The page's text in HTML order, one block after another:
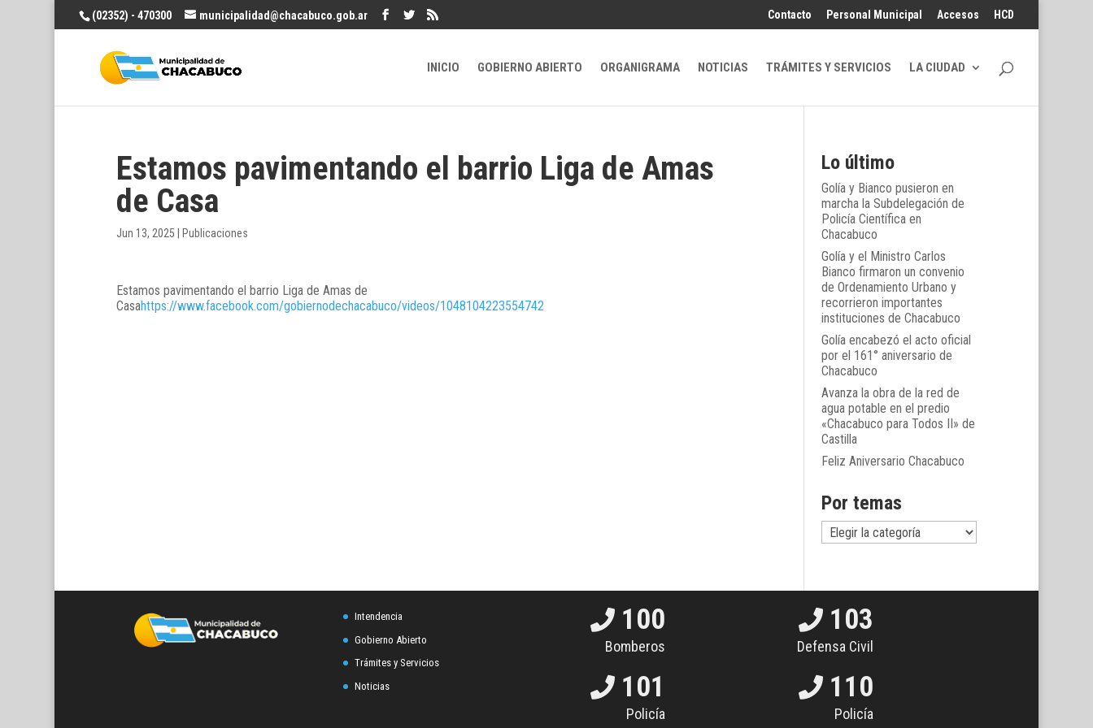
(02352) - 470300 municipalidad@chacabuco.gob.ar Contacto Personal Municipal Accesos HCD
INICIO GOBIERNO ABIERTO ORGANIGRAMA NOTICIAS TRÁMITES Y SERVICIOS LA CIUDAD
Estamos pavimentando el barrio Liga de Amas
de Casa
Jun 13, 2025 Publicaciones
Estamos pavimentando el barrio Liga de Amas de
Casahttps://www.facebook.com/gobiernodechacabuco/videos/1048104223554742
Lo último
Golía y Bianco pusieron en
marcha la Subdelegación de
Policía Científica en
Chacabuco
Golía y el Ministro Carlos
Bianco firmaron un convenio
de Ordenamiento Urbano y
recorrieron importantes
instituciones de Chacabuco
Golía encabezó el acto oficial
por el 161° aniversario de
Chacabuco
Avanza la obra de la red de
agua potable en el predio
«Chacabuco para Todos II» de
Castilla
Feliz Aniversario Chacabuco
Por temas
Por
temas
Intendencia
Gobierno Abierto
Trámites y Servicios
Noticias
100
Bomberos
101
Policía
103
Defensa Civil
110
Policía